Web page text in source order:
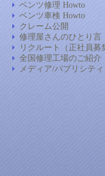
ベンツ修理 Howto
ベンツ車検 Howto
クレーム公開
修理屋さんのひとり言
リクルート（正社員募
全国修理工場のご紹介
メディア/パブリシティ